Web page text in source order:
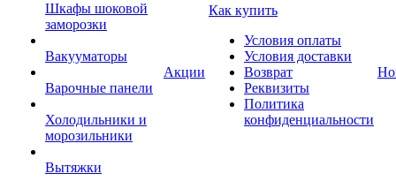
Шкафы шоковой
заморозки
Вакууматоры
Варочные панели
Холодильники и
морозильники
Вытяжки
Акции
Как купить
Условия оплаты
Условия доставки
Возврат
Реквизиты
Политика
конфиденциальности